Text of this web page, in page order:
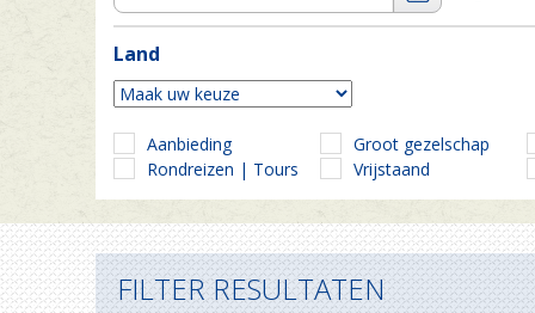
Land
Aanbieding
Groot gezelschap
Rondreizen | Tours
Vrijstaand
FILTER RESULTATEN